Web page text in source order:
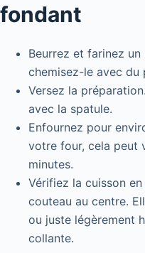
fondant
Beurrez et farinez un
chemisez-le avec du
Versez la
avec la spatule.
Enfournez pour
votre four, cela peut
minutes.
Vérifiez la cuisson
couteau au centre.
ou juste légèrement
collante.